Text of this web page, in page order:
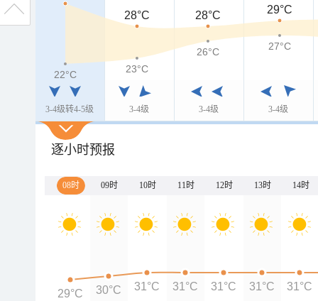
3-4级转4-5级 3-4级 3-4级 3-4级
28°C
28°C 29°C
22°C 23°C
26°C 27°C
逐小时预报
08时 09时 10时 11时 12时 13时 14时
29°C 30°C 31°C 31°C 31°C 31°C 31°C